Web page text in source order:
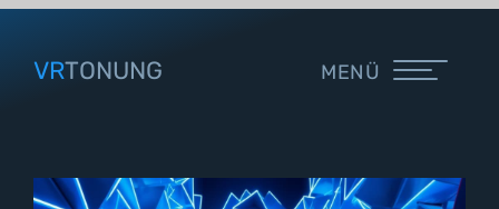
VRTONUNG MENÜ